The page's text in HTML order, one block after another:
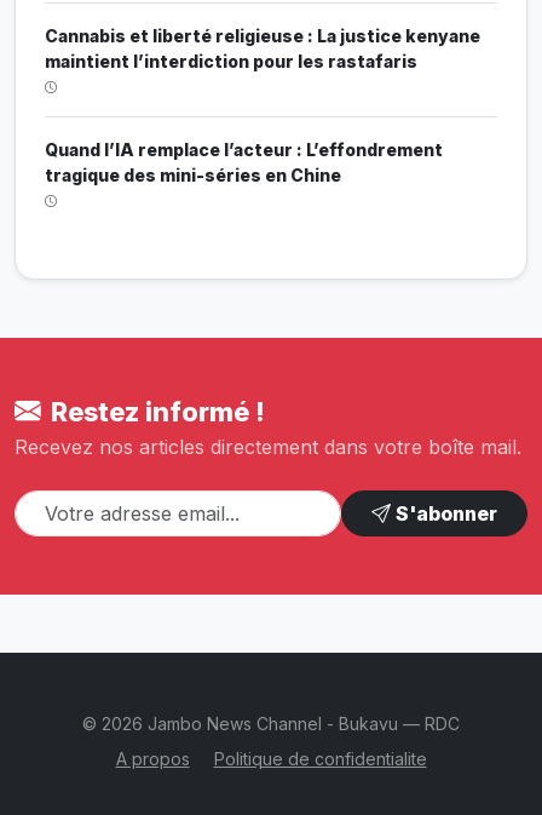
Cannabis et liberté religieuse : La justice kenyane
maintient l’interdiction pour les rastafaris
Quand l’IA remplace l’acteur : L’effondrement
tragique des mini-séries en Chine
Restez informé !
Recevez nos articles directement dans votre boîte mail.
S'abonner
© 2026 Jambo News Channel - Bukavu — RDC
A propos
Politique de confidentialite